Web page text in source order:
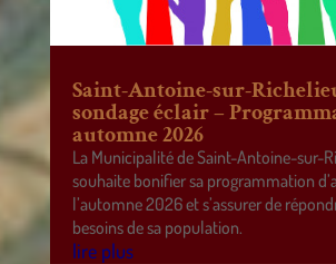
Saint-Antoine-sur-
sondage éclair –
automne 2026
La Municipalité de Saint-Antoine-sur-
souhaite bonifier sa programmation
l’automne 2026 et s’assurer de
besoins de sa population.
lire plus